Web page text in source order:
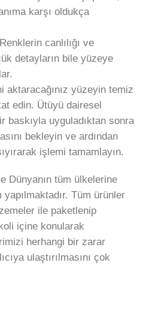
karşı oldukça
Renklerin canlılığı ve
detayların bile yüzeye
aktaracağınız yüzeyin temiz
edin. Ütüyü dairesel
baskıyla uyguladıktan sonra
bekleyin ve ardından
işlemi tamamlayın.
Dünyanın tüm ülkelerine
Tüm ürünler
ile paketlenip
içine konularak
herhangi bir zarar
ulaştırılmasını çok